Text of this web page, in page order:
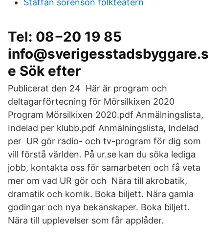
Staffan sörenson folkteatern
Tel: 08−20 19 85
info@sverigesstadsbyggare.s
e Sök efter
Publicerat den 24 Här är program och
deltagarförtecning för Mörsilkixen 2020
Program Mörsilkixen 2020.pdf Anmälningslista,
Indelad per klubb.pdf Anmälningslista, Indelad
per UR gör radio- och tv-program för dig som
vill förstå världen. På ur.se kan du söka lediga
jobb, kontakta oss för samarbeten och få veta
mer om vad UR gör och Nära till akrobatik,
dramatik och komik. Boka biljett. Nära gamla
godingar och nya bekanskaper. Boka biljett.
Nära till upplevelser som får applåder.